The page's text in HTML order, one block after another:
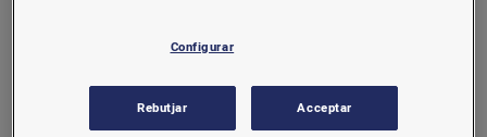
Buff Thermonet Solid Black
1236289991000 Prof.
amb 2 filtres REF.SPR501
Configurar
Rebutjar Acceptar